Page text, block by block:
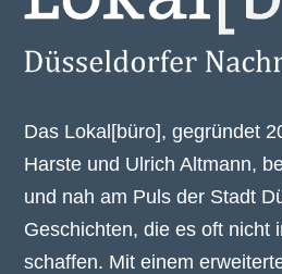
Das Lokal[büro], gegründet
Harste und Ulrich Altmann,
und nah am Puls der Stadt
Geschichten, die es oft nicht
schaffen. Mit einem